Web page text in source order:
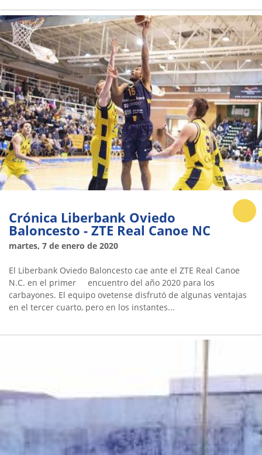
Crónica Liberbank Oviedo
Baloncesto - ZTE Real Canoe NC
martes, 7 de enero de 2020
El Liberbank Oviedo Baloncesto cae ante el ZTE Real Canoe
N.C. en el primer encuentro del año 2020 para los
carbayones. El equipo ovetense disfrutó de algunas ventajas
en el tercer cuarto, pero en los instantes...